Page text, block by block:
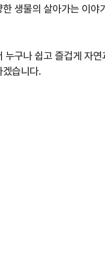
생물의 살아가는 이
구나 쉽고 즐겁게 자
습니다.